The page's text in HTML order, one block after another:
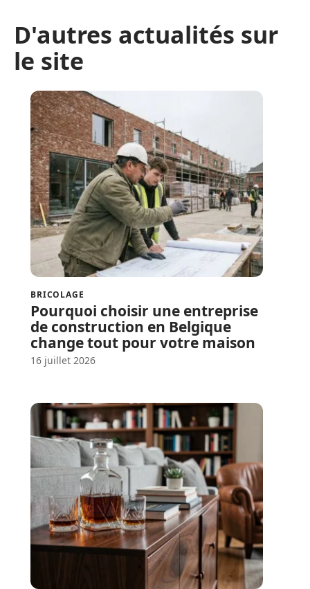
D'autres actualités sur
le site
BRICOLAGE
Pourquoi choisir une entreprise
de construction en Belgique
change tout pour votre maison
16 juillet 2026